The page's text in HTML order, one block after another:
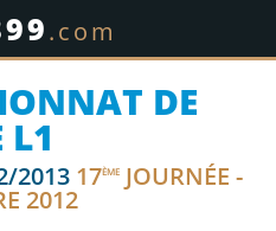
.com
DE
L1
2013 17ÈME JOURNÉE -
2012